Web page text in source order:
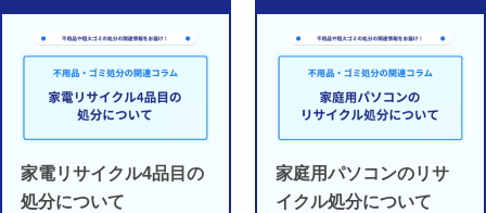
家電リサイクル4品目の
処分について
家庭用パソコンのリサ
イクル処分について